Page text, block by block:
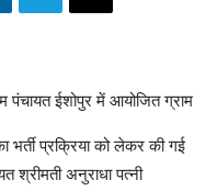
पंचायत ईशोपुर में आयोजित ग्राम
भर्ती प्रक्रिया को लेकर की गई
श्रीमती अनुराधा पत्नी